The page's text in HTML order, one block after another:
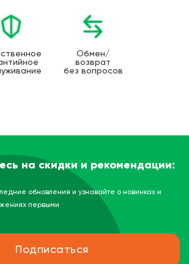
Обмен/
возврат
без вопросов
на скидки и рекомендации:
обновления и узнавайте о новинках и
первыми
Подписаться